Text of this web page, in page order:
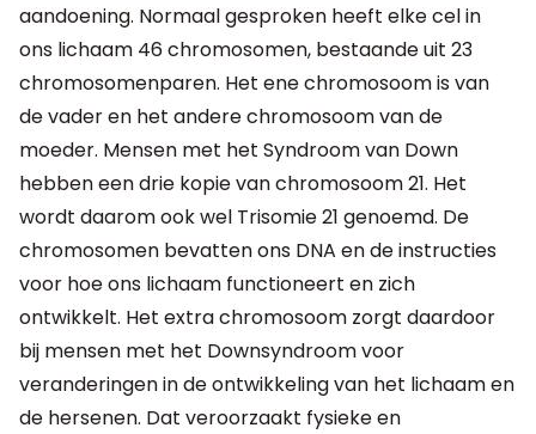
aandoening. Normaal gesproken heeft elke cel in
ons lichaam 46 chromosomen, bestaande uit 23
chromosomenparen. Het ene chromosoom is van
de vader en het andere chromosoom van de
moeder. Mensen met het Syndroom van Down
hebben een drie kopie van chromosoom 21. Het
wordt daarom ook wel Trisomie 21 genoemd. De
chromosomen bevatten ons DNA en de instructies
voor hoe ons lichaam functioneert en zich
ontwikkelt. Het extra chromosoom zorgt daardoor
bij mensen met het Downsyndroom voor
veranderingen in de ontwikkeling van het lichaam en
de hersenen. Dat veroorzaakt fysieke en